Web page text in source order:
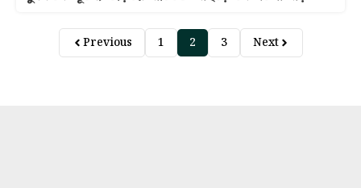
Previous 1 2 3 Next